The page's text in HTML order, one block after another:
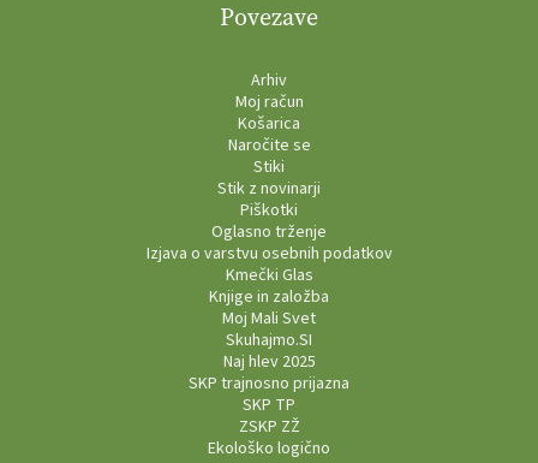
Povezave
Arhiv
Moj račun
Košarica
Naročite se
Stiki
Stik z novinarji
Piškotki
Oglasno trženje
Izjava o varstvu osebnih podatkov
Kmečki Glas
Knjige in založba
Moj Mali Svet
Skuhajmo.SI
Naj hlev 2025
SKP trajnosno prijazna
SKP TP
ZSKP ZŽ
Ekološko logično